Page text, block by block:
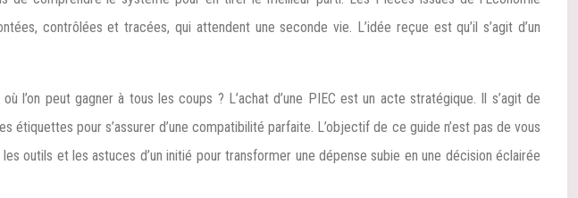
contrôlées et tracées, qui attendent une seconde vie. L’idée reçue est qu’il s’agit d’un
peut gagner à tous les coups ? L’achat d’une PIEC est un acte stratégique. Il s’agit de
pour s’assurer d’une compatibilité parfaite. L’objectif de ce guide n’est pas de vous
outils et les astuces d’un initié pour transformer une dépense subie en une décision éclairée